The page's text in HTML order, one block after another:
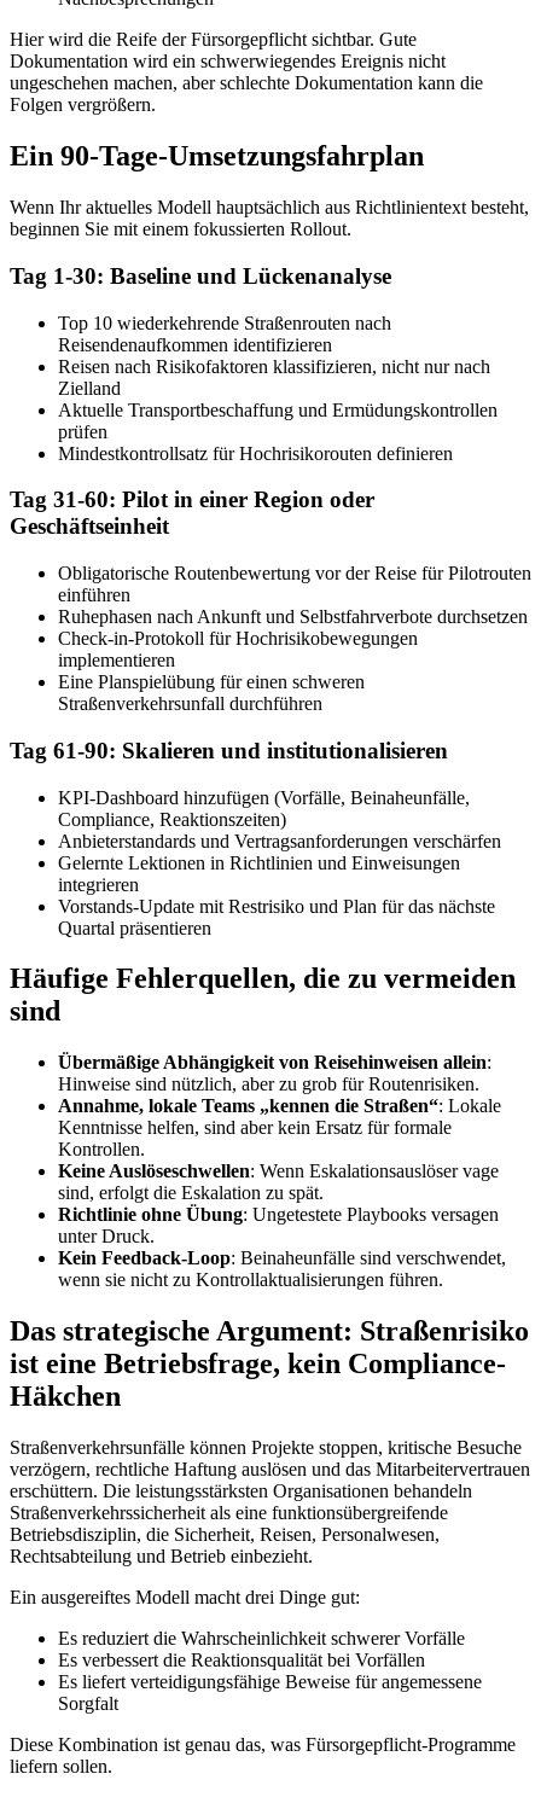
Hier wird die Reife der Fürsorgepflicht sichtbar. Gute
Dokumentation wird ein schwerwiegendes Ereignis nicht
ungeschehen machen, aber schlechte Dokumentation kann die
Folgen vergrößern.
Ein 90-Tage-Umsetzungsfahrplan
Wenn Ihr aktuelles Modell hauptsächlich aus Richtlinientext besteht,
beginnen Sie mit einem fokussierten Rollout.
Tag 1-30: Baseline und Lückenanalyse
Top 10 wiederkehrende Straßenrouten nach
Reisendenaufkommen identifizieren
Reisen nach Risikofaktoren klassifizieren, nicht nur nach
Zielland
Aktuelle Transportbeschaffung und Ermüdungskontrollen
prüfen
Mindestkontrollsatz für Hochrisikorouten definieren
Tag 31-60: Pilot in einer Region oder
Geschäftseinheit
Obligatorische Routenbewertung vor der Reise für Pilotrouten
einführen
Ruhephasen nach Ankunft und Selbstfahrverbote durchsetzen
Check-in-Protokoll für Hochrisikobewegungen
implementieren
Eine Planspielübung für einen schweren
Straßenverkehrsunfall durchführen
Tag 61-90: Skalieren und institutionalisieren
KPI-Dashboard hinzufügen (Vorfälle, Beinaheunfälle,
Compliance, Reaktionszeiten)
Anbieterstandards und Vertragsanforderungen verschärfen
Gelernte Lektionen in Richtlinien und Einweisungen
integrieren
Vorstands-Update mit Restrisiko und Plan für das nächste
Quartal präsentieren
Häufige Fehlerquellen, die zu vermeiden
sind
Übermäßige Abhängigkeit von Reisehinweisen allein:
Hinweise sind nützlich, aber zu grob für Routenrisiken.
Annahme, lokale Teams „kennen die Straßen“: Lokale
Kenntnisse helfen, sind aber kein Ersatz für formale
Kontrollen.
Keine Auslöseschwellen: Wenn Eskalationsauslöser vage
sind, erfolgt die Eskalation zu spät.
Richtlinie ohne Übung: Ungetestete Playbooks versagen
unter Druck.
Kein Feedback-Loop: Beinaheunfälle sind verschwendet,
wenn sie nicht zu Kontrollaktualisierungen führen.
Das strategische Argument: Straßenrisiko
ist eine Betriebsfrage, kein Compliance-
Häkchen
Straßenverkehrsunfälle können Projekte stoppen, kritische Besuche
verzögern, rechtliche Haftung auslösen und das Mitarbeitervertrauen
erschüttern. Die leistungsstärksten Organisationen behandeln
Straßenverkehrssicherheit als eine funktionsübergreifende
Betriebsdisziplin, die Sicherheit, Reisen, Personalwesen,
Rechtsabteilung und Betrieb einbezieht.
Ein ausgereiftes Modell macht drei Dinge gut:
Es reduziert die Wahrscheinlichkeit schwerer Vorfälle
Es verbessert die Reaktionsqualität bei Vorfällen
Es liefert verteidigungsfähige Beweise für angemessene
Sorgfalt
Diese Kombination ist genau das, was Fürsorgepflicht-Programme
liefern sollen.